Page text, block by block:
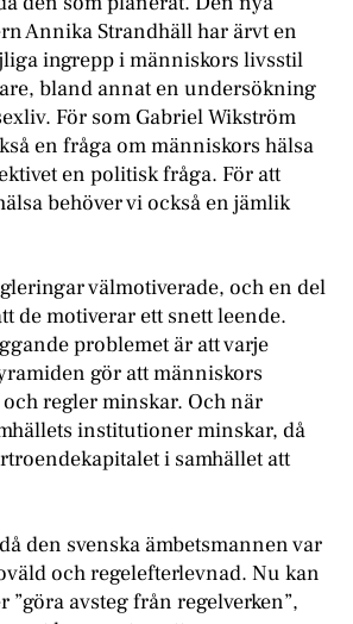
Annika Strandhäll har ärvt en
ingrepp i människors livsstil
bland annat en undersökning
För som Gabriel Wikström
en fråga om människors hälsa
en politisk fråga. För att
behöver vi också en jämlik
välmotiverade, och en del
de motiverar ett snett leende.
problemet är att varje
gör att människors
regler minskar. Och när
institutioner minskar, då
i samhället att
den svenska ämbetsmannen var
och regelefterlevnad. Nu kan
avsteg från regelverken”,